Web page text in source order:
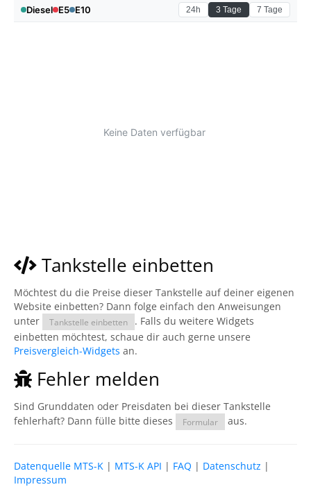
Tankstelle einbetten
Möchtest du die Preise dieser Tankstelle auf deiner eigenen
Website einbetten? Dann folge einfach den Anweisungen
unter
Tankstelle einbetten
. Falls du weitere Widgets
einbetten möchtest, schaue dir auch gerne unsere
Preisvergleich-Widgets an.
Fehler melden
Sind Grunddaten oder Preisdaten bei dieser Tankstelle
fehlerhaft? Dann fülle bitte dieses
Formular aus.
Datenquelle MTS-K | MTS-K API | FAQ | Datenschutz |
Impressum